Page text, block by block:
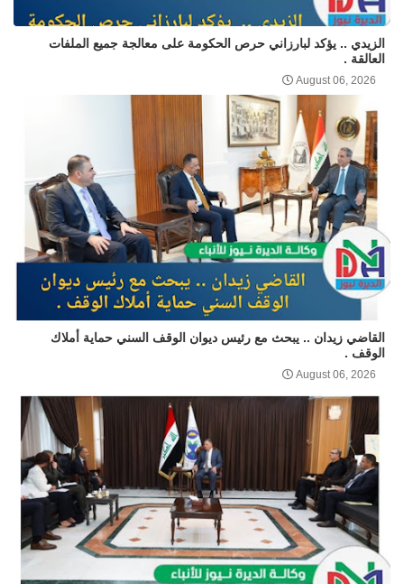
الزيدي .. يؤكد لبارزاني حرص الحكومة على معالجة جميع الملفات
العالقة .
August 06, 2026
القاضي زيدان .. يبحث مع رئيس ديوان الوقف السني حماية أملاك
الوقف .
August 06, 2026